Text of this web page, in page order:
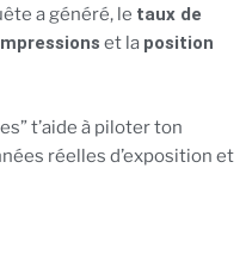
a généré, le taux de
et la position
t’aide à piloter ton
réelles d’exposition et